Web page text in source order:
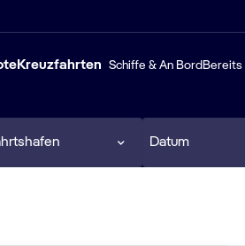
Kreuzfahrten Schiffe & An Bord Bereits
Datum